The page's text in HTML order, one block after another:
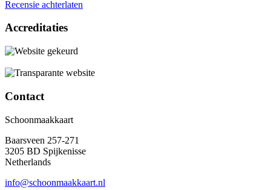
Recensie achterlaten
Accreditaties
Contact
Schoonmaakkaart
Baarsveen 257-271
3205 BD Spijkenisse
Netherlands
info@schoonmaakkaart.nl